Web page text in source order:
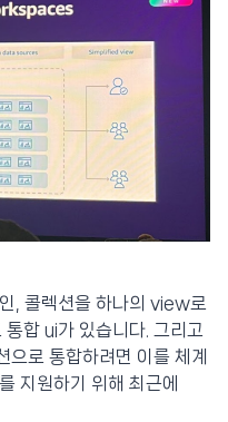
, 콜렉션을 하나의 view로
합 ui가 있습니다. 그리고
으로 통합하려면 이를 체계
지원하기 위해 최근에